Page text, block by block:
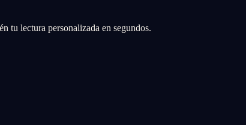
tu lectura personalizada en segundos.